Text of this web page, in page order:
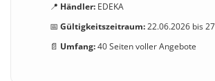
📍 Händler:EDEKA
📅 Gültigkeitszeitraum:22.06.2026 bis
📄 Umfang:40 Seiten voller Angebote